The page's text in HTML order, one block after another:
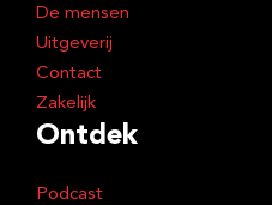
De mensen
Uitgeverij
Contact
Zakelijk
Ontdek
Podcast